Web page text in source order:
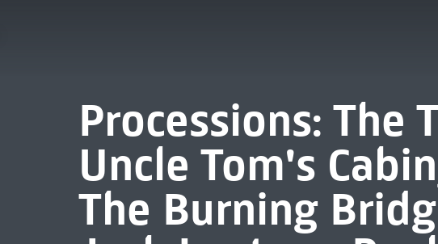
Processions: The
Uncle Tom's
The Burning